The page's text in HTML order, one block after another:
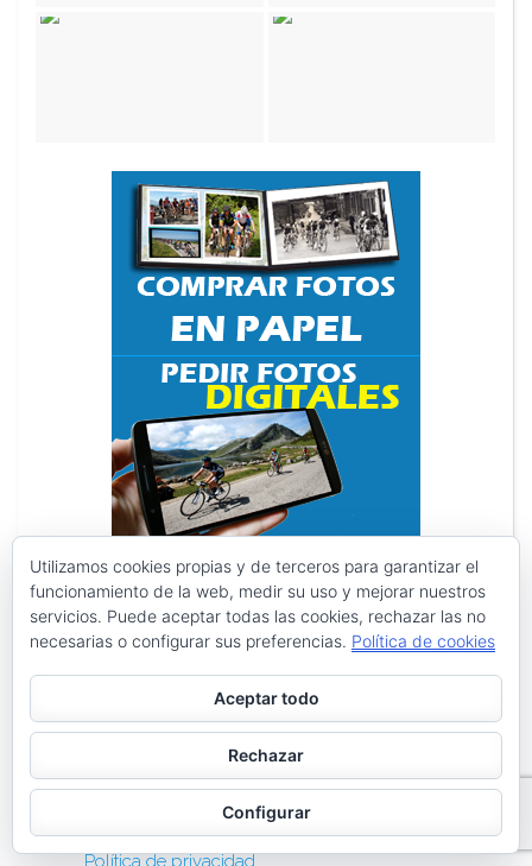
Search
Archivos
Política de privacidad
Utilizamos cookies propias y de terceros para garantizar el
funcionamiento de la web, medir su uso y mejorar nuestros
servicios. Puede aceptar todas las cookies, rechazar las no
necesarias o configurar sus preferencias. Política de cookies
Aceptar todo
Rechazar
Configurar